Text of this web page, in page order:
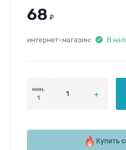
68 ₽
интернет-магазин: В
мин.
1
Купить